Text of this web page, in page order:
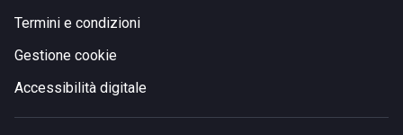
Termini e condizioni
Gestione cookie
Accessibilità digitale